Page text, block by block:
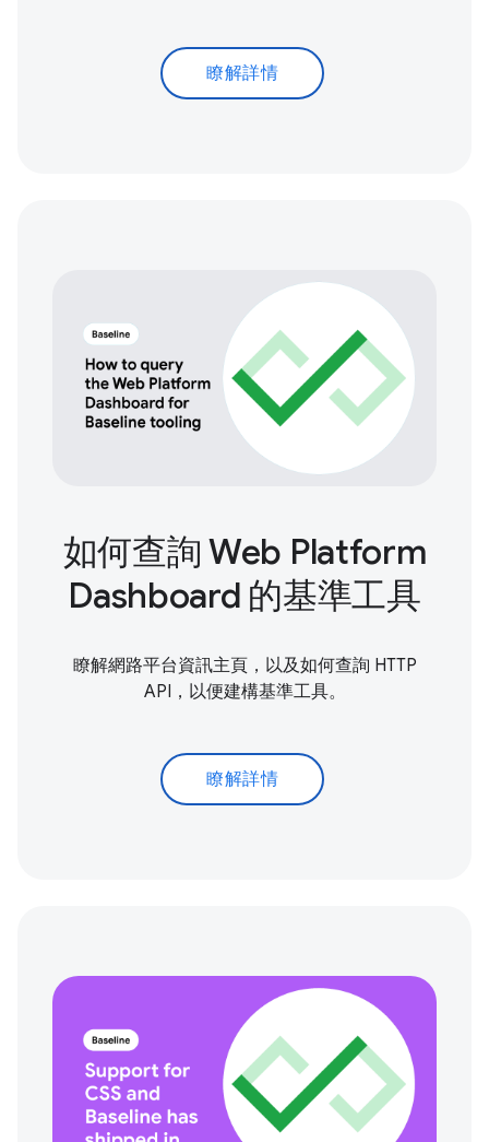
瞭解詳情
如何查詢 Web Platform
Dashboard 的基準工具
瞭解網路平台資訊主頁，以及如何查詢 HTTP
API，以便建構基準工具。
瞭解詳情